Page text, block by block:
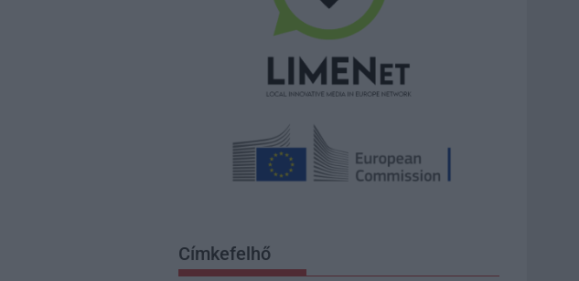
Címkefelhő